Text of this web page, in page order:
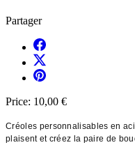
Partager
Price: 10,00 €
Créoles personnalisables en
plaisent et créez la paire de